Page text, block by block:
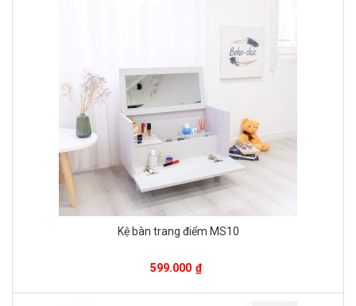
Kệ bàn trang điểm MS10
599.000 ₫